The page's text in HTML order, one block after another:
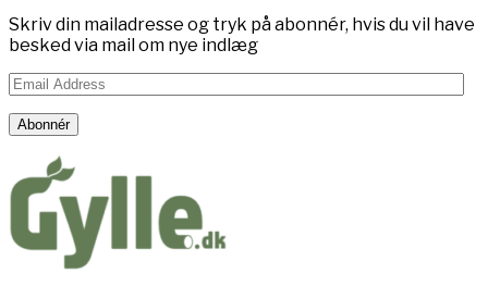
Skriv din mailadresse og tryk på abonnér, hvis du vil have
besked via mail om nye indlæg
Email
Address
Abonnér